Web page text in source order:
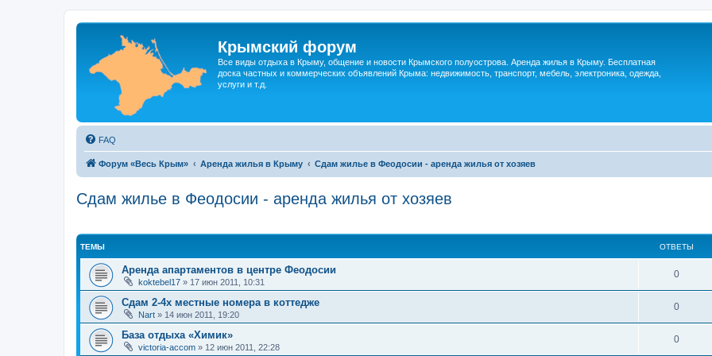
Крымский форум
Все виды отдыха в Крыму, общение и новости Крымского полуострова. Аренда жилья в Крыму. Бесплатная
доска частных и коммерческих объявлений Крыма: недвижимость, транспорт, мебель, электроника, одежда,
услуги и т.д.
FAQ
Форум «Весь Крым» Аренда жилья в Крыму Сдам жилье в Феодосии - аренда жилья от хозяев
Сдам жилье в Феодосии - аренда жилья от хозяев
ТЕМЫ ОТВЕТЫ
Аренда апартаментов в центре Феодосии
koktebel17 » 17 июн 2011, 10:31
0
Cдам 2-4х местные номера в коттедже
Nart » 14 июн 2011, 19:20
0
База отдыха «Химик»
victoria-accom » 12 июн 2011, 22:28
0